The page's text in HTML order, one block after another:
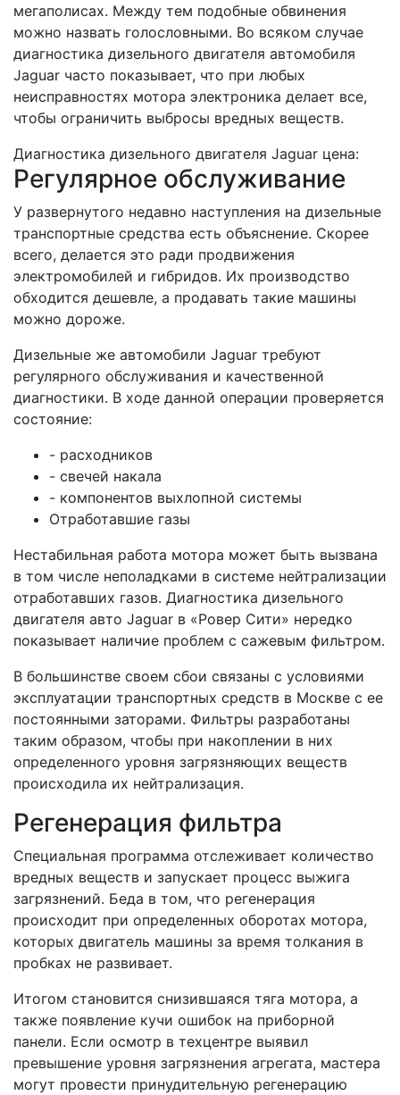
мегаполисах. Между тем подобные обвинения
можно назвать голословными. Во всяком случае
диагностика дизельного двигателя автомобиля
Jaguar часто показывает, что при любых
неисправностях мотора электроника делает все,
чтобы ограничить выбросы вредных веществ.
Диагностика дизельного двигателя Jaguar цена:
Регулярное обслуживание
У развернутого недавно наступления на дизельные
транспортные средства есть объяснение. Скорее
всего, делается это ради продвижения
электромобилей и гибридов. Их производство
обходится дешевле, а продавать такие машины
можно дороже.
Дизельные же автомобили Jaguar требуют
регулярного обслуживания и качественной
диагностики. В ходе данной операции проверяется
состояние:
- расходников
- свечей накала
- компонентов выхлопной системы
Отработавшие газы
Нестабильная работа мотора может быть вызвана
в том числе неполадками в системе нейтрализации
отработавших газов. Диагностика дизельного
двигателя авто Jaguar в «Ровер Сити» нередко
показывает наличие проблем с сажевым фильтром.
В большинстве своем сбои связаны с условиями
эксплуатации транспортных средств в Москве с ее
постоянными заторами. Фильтры разработаны
таким образом, чтобы при накоплении в них
определенного уровня загрязняющих веществ
происходила их нейтрализация.
Регенерация фильтра
Специальная программа отслеживает количество
вредных веществ и запускает процесс выжига
загрязнений. Беда в том, что регенерация
происходит при определенных оборотах мотора,
которых двигатель машины за время толкания в
пробках не развивает.
Итогом становится снизившаяся тяга мотора, а
также появление кучи ошибок на приборной
панели. Если осмотр в техцентре выявил
превышение уровня загрязнения агрегата, мастера
могут провести принудительную регенерацию